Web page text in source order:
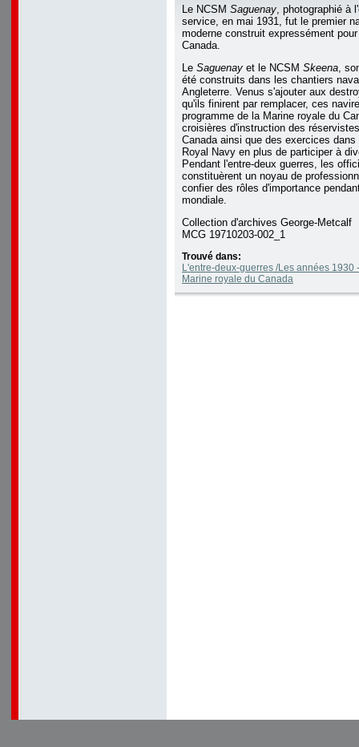
Le NCSM Saguenay, photographié à
service, en mai 1931, fut le premier
moderne construit expressément
Canada.
Le Saguenay et le NCSM Skeena,
été construits dans les chantiers
Angleterre. Venus s'ajouter aux
qu'ils finirent par remplacer, ces
programme de la Marine royale du
croisières d'instruction des
Canada ainsi que des exercices
Royal Navy en plus de participer à
Pendant l'entre-deux guerres, les
constituèrent un noyau de
confier des rôles d'importance
mondiale.
Collection d'archives George-Metcalf
MCG 19710203-002_1
Trouvé dans:
L'entre-deux-guerres /Les années 1930
Marine royale du Canada